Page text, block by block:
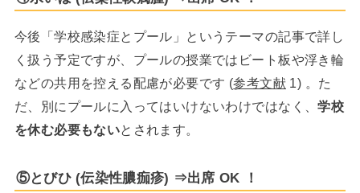
今後「学校感染症とプール」というテーマの記事で詳し
く扱う予定ですが、プールの授業ではビート板や浮き輪
などの共用を控える配慮が必要です (参考文献1) 。た
だ、別にプールに入ってはいけないわけではなく、学校
を休む必要もないとされます。
⑤とびひ (伝染性膿痂疹) ⇒出席 OK ！